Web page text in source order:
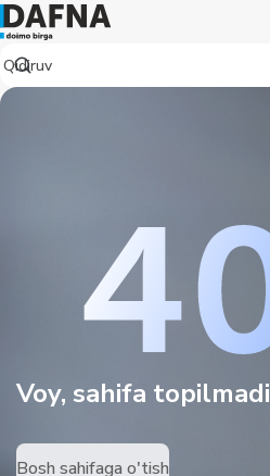
Voy, sahifa topilmadi
Bosh sahifaga o'tish